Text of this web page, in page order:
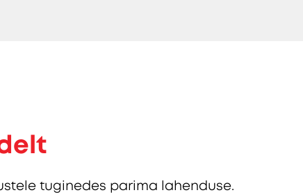
tuginedes parima lahenduse.